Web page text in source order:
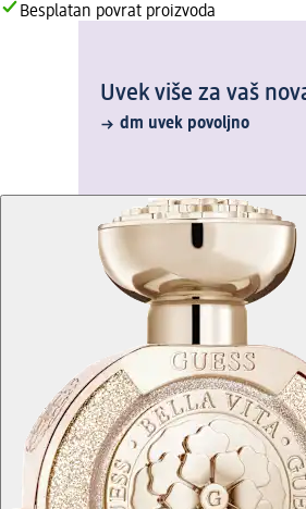
Besplatan povrat proizvoda
Uvek više za vaš
dm uvek povoljno